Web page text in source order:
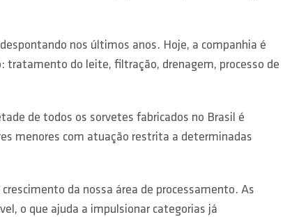
nos últimos anos. Hoje, a companhia é
tratamento do leite, filtração, drenagem, processo de
de todos os sorvetes fabricados no Brasil é
menores com atuação restrita a determinadas
da nossa área de processamento. As
o que ajuda a impulsionar categorias já